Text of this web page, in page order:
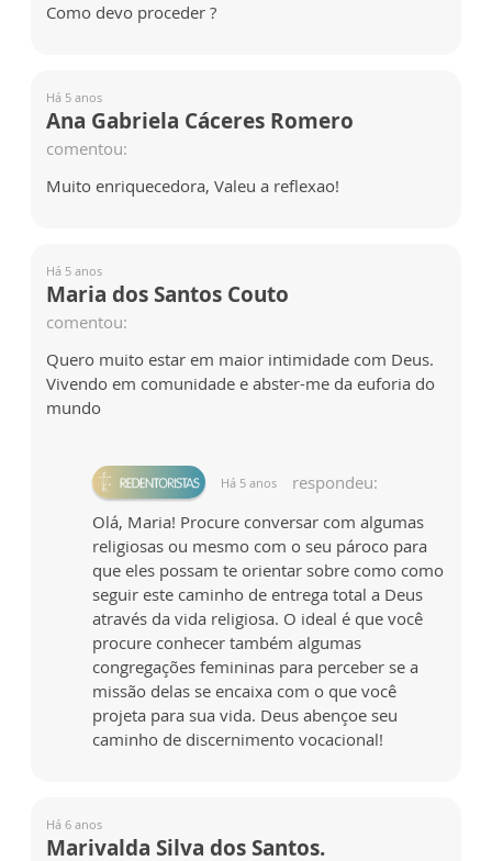
Como devo proceder ?
Há 5 anos
Ana Gabriela Cáceres Romero
comentou:
Muito enriquecedora, Valeu a reflexao!
Há 5 anos
Maria dos Santos Couto
comentou:
Quero muito estar em maior intimidade com Deus.
Vivendo em comunidade e abster-me da euforia do
mundo
Há 5 anos
respondeu:
Olá, Maria! Procure conversar com algumas
religiosas ou mesmo com o seu pároco para
que eles possam te orientar sobre como como
seguir este caminho de entrega total a Deus
através da vida religiosa. O ideal é que você
procure conhecer também algumas
congregações femininas para perceber se a
missão delas se encaixa com o que você
projeta para sua vida. Deus abençoe seu
caminho de discernimento vocacional!
Há 6 anos
Marivalda Silva dos Santos.